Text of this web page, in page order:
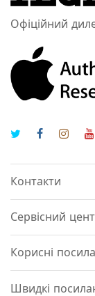
Офіційний
Контакти
Сервісний
Корисні
Швидкі